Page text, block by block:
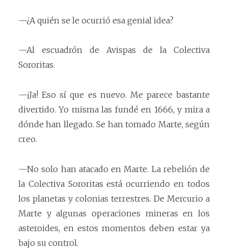
—¿A quién se le ocurrió esa genial idea?
—Al escuadrón de Avispas de la Colectiva
Sororitas.
—¡Ja! Eso sí que es nuevo. Me parece bastante
divertido. Yo misma las fundé en 1666, y mira a
dónde han llegado. Se han tomado Marte, según
creo.
—No solo han atacado en Marte. La rebelión de
la Colectiva Sororitas está ocurriendo en todos
los planetas y colonias terrestres. De Mercurio a
Marte y algunas operaciones mineras en los
asteroides, en estos momentos deben estar ya
bajo su control.